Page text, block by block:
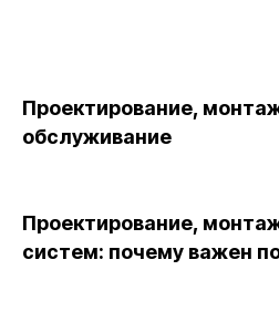
Проектирование,
обслуживание
Проектирование,
систем: почему важен